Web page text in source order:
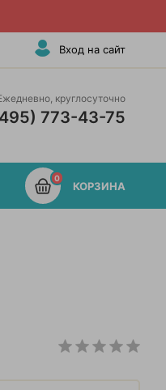
Вход на сайт
круглосуточно
773-43-75
0
КОРЗИНА